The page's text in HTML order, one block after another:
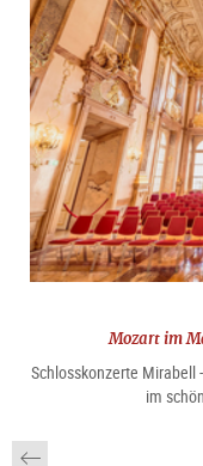
Mozart im
Schlosskonzerte Mirabell
im